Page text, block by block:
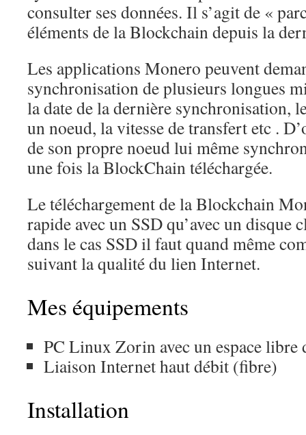
consulter ses données. Il s’agit de «
éléments de la Blockchain depuis la
Les applications Monero peuvent
synchronisation de plusieurs longues
la date de la dernière synchronisation,
un noeud, la vitesse de transfert etc .
de son propre noeud lui même
une fois la BlockChain téléchargée.
Le téléchargement de la Blockchain
rapide avec un SSD qu’avec un
dans le cas SSD il faut quand même
suivant la qualité du lien Internet.
Mes équipements
PC Linux Zorin avec un espace libre
Liaison Internet haut débit (fibre)
Installation